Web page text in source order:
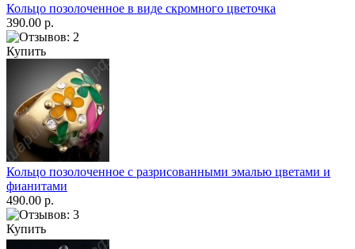
Кольцо позолоченное в виде скромного цветочка
390.00 р.
Купить
Кольцо позолоченное с разрисованными эмалью цветами и
фианитами
490.00 р.
Купить